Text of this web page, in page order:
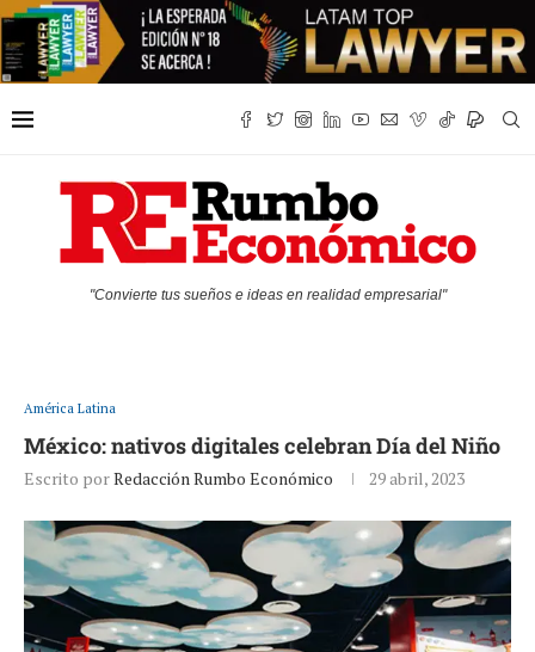
"Convierte tus sueños e ideas en realidad empresarial"
América Latina
México: nativos digitales celebran Día del Niño
Escrito porRedacción Rumbo Económico 29 abril, 2023